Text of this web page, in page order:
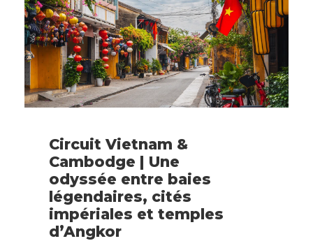
Circuit Vietnam &
Cambodge | Une
odyssée entre baies
légendaires, cités
impériales et temples
d’Angkor